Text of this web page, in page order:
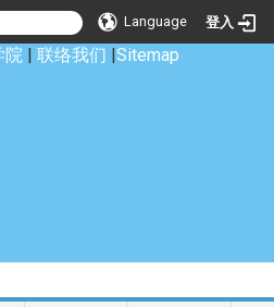
Language 登入
院 | 联络我们 |Sitemap